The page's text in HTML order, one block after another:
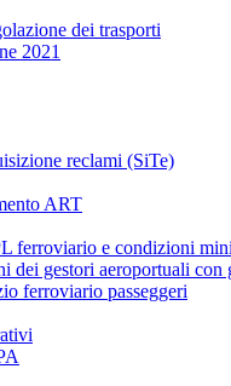
dei trasporti
2021
reclami (SiTe)
ART
ferroviario e condizioni
dei gestori aeroportuali con
ferroviario passeggeri